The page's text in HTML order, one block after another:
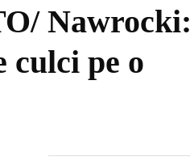
Nawrocki:
culci pe o